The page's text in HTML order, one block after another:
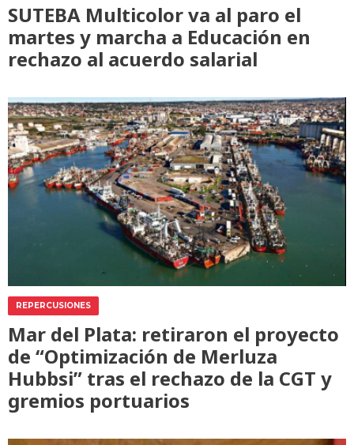
SUTEBA Multicolor va al paro el
martes y marcha a Educación en
rechazo al acuerdo salarial
REPERCUSIONES
Mar del Plata: retiraron el proyecto
de “Optimización de Merluza
Hubbsi” tras el rechazo de la CGT y
gremios portuarios